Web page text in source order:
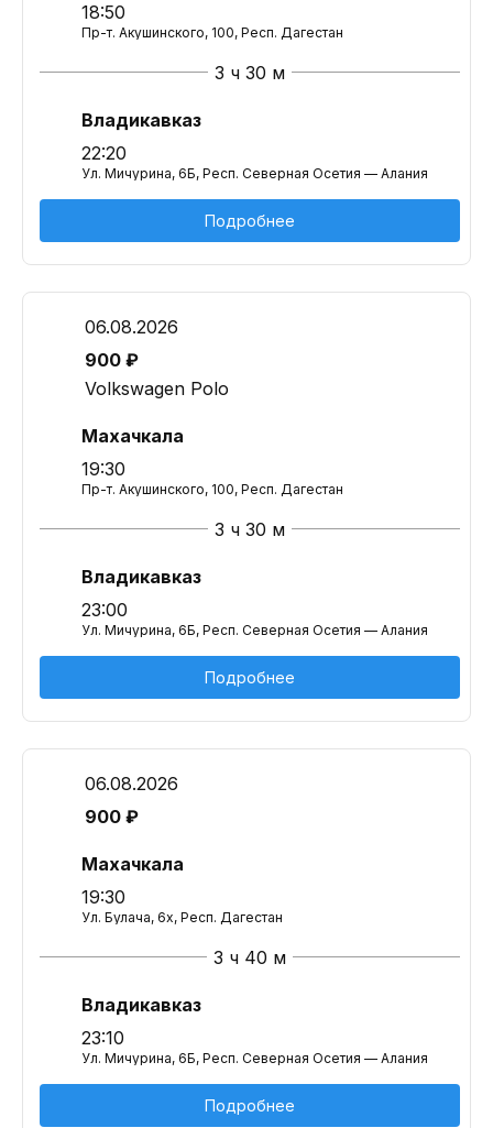
18:50
Пр-т. Акушинского, 100, Респ. Дагестан
3 ч 30 м
Владикавказ
22:20
Ул. Мичурина, 6Б, Респ. Северная Осетия — Алания
Подробнее
06.08.2026
900 ₽
Volkswagen Polo
Махачкала
19:30
Пр-т. Акушинского, 100, Респ. Дагестан
3 ч 30 м
Владикавказ
23:00
Ул. Мичурина, 6Б, Респ. Северная Осетия — Алания
Подробнее
06.08.2026
900 ₽
Махачкала
19:30
Ул. Булача, 6х, Респ. Дагестан
3 ч 40 м
Владикавказ
23:10
Ул. Мичурина, 6Б, Респ. Северная Осетия — Алания
Подробнее